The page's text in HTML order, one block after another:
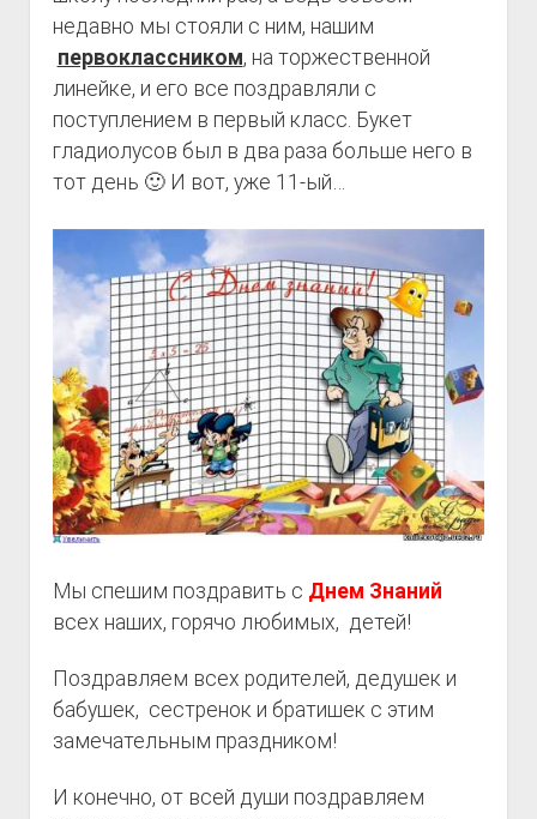
недавно мы стояли с ним, нашим
первоклассником, на торжественной
линейке, и его все поздравляли с
поступлением в первый класс. Букет
гладиолусов был в два раза больше него в
тот день 🙂 И вот, уже 11-ый…
Мы спешим поздравить с Днем Знаний
всех наших, горячо любимых, детей!
Поздравляем всех родителей, дедушек и
бабушек, сестренок и братишек с этим
замечательным праздником!
И конечно, от всей души поздравляем